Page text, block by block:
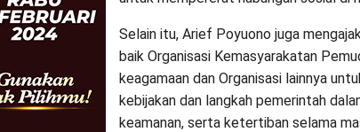
Selain itu, Arief Poyuono juga
baik Organisasi Kemasyarakatan
keagamaan dan Organisasi lainnya
kebijakan dan langkah pemerintah
keamanan, serta ketertiban selama